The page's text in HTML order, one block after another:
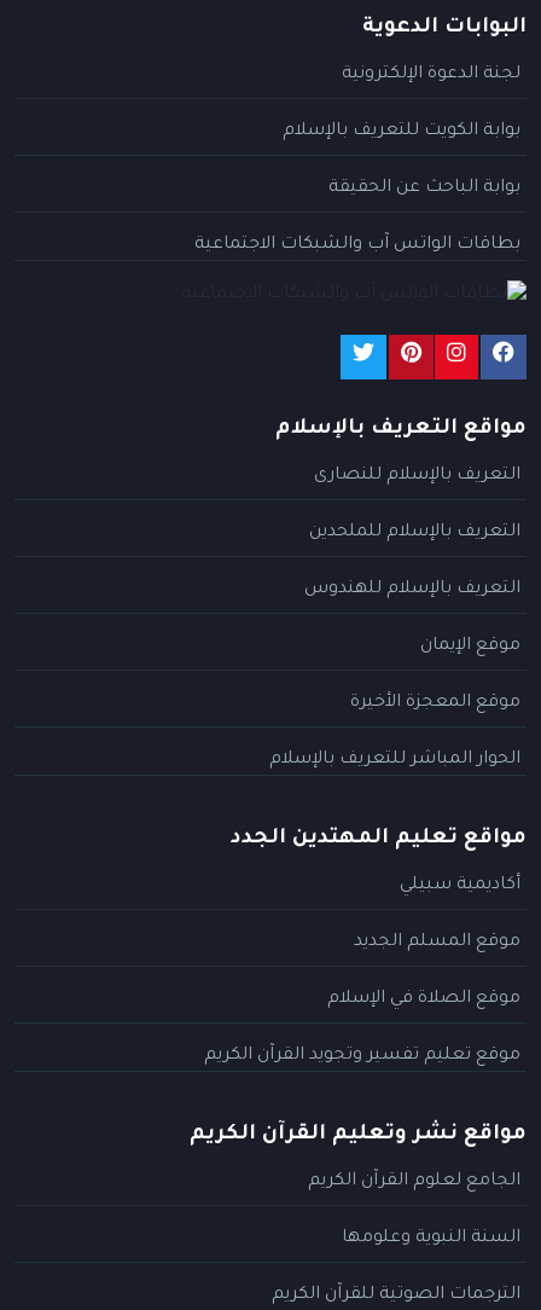
البوابات الدعوية
لجنة الدعوة الإلكترونية
بوابة الكويت للتعريف بالإسلام
بوابة الباحث عن الحقيقة
بطاقات الواتس آب والشبكات الاجتماعية
مواقع التعريف بالإسلام
التعريف بالإسلام للنصارى
التعريف بالإسلام للملحدين
التعريف بالإسلام للهندوس
موقع الإيمان
موقع المعجزة الأخيرة
الحوار المباشر للتعريف بالإسلام
مواقع تعليم المهتدين الجدد
أكاديمية سبيلي
موقع المسلم الجديد
موقع الصلاة في الإسلام
موقع تعليم تفسير وتجويد القرآن الكريم
مواقع نشر وتعليم القرآن الكريم
الجامع لعلوم القرآن الكريم
السنة النبوية وعلومها
الترجمات الصوتية للقرآن الكريم